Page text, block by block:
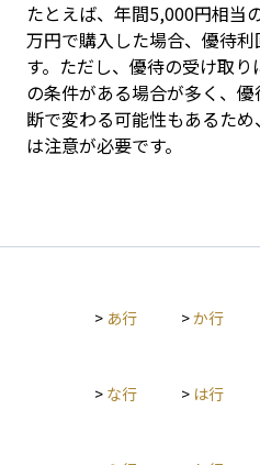
たとえば、年間5,000円相当
万円で購入した場合、優待
す。ただし、優待の受け取
の条件がある場合が多く、
断で変わる可能性もあるた
は注意が必要です。
> あ行 >か行
> な行 > は行